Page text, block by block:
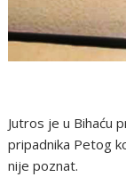
Jutros je u Bihaću
pripadnika Petog
nije poznat.